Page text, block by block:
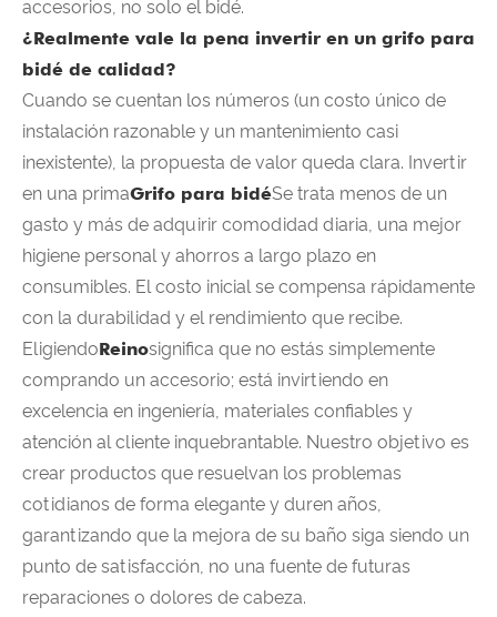
accesorios, no solo el bidé.
¿Realmente vale la pena invertir en un grifo para
bidé de calidad?
Cuando se cuentan los números (un costo único de
instalación razonable y un mantenimiento casi
inexistente), la propuesta de valor queda clara. Invertir
en una primaGrifo para bidéSe trata menos de un
gasto y más de adquirir comodidad diaria, una mejor
higiene personal y ahorros a largo plazo en
consumibles. El costo inicial se compensa rápidamente
con la durabilidad y el rendimiento que recibe.
EligiendoReinosignifica que no estás simplemente
comprando un accesorio; está invirtiendo en
excelencia en ingeniería, materiales confiables y
atención al cliente inquebrantable. Nuestro objetivo es
crear productos que resuelvan los problemas
cotidianos de forma elegante y duren años,
garantizando que la mejora de su baño siga siendo un
punto de satisfacción, no una fuente de futuras
reparaciones o dolores de cabeza.